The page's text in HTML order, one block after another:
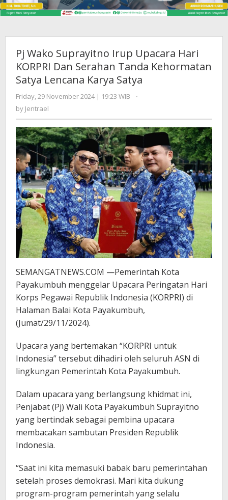
Pj Wako Suprayitno Irup Upacara Hari
KORPRI Dan Serahan Tanda Kehormatan
Satya Lencana Karya Satya
Friday, 29 November 2024 | 19:23 WIB
by
-
by Jentrael
SEMANGATNEWS.COM —Pemerintah Kota
Payakumbuh menggelar Upacara Peringatan Hari
Korps Pegawai Republik Indonesia (KORPRI) di
Halaman Balai Kota Payakumbuh,
(Jumat/29/11/2024).
Upacara yang bertemakan “KORPRI untuk
Indonesia” tersebut dihadiri oleh seluruh ASN di
lingkungan Pemerintah Kota Payakumbuh.
Dalam upacara yang berlangsung khidmat ini,
Penjabat (Pj) Wali Kota Payakumbuh Suprayitno
yang bertindak sebagai pembina upacara
membacakan sambutan Presiden Republik
Indonesia.
“Saat ini kita memasuki babak baru pemerintahan
setelah proses demokrasi. Mari kita dukung
program-program pemerintah yang selalu